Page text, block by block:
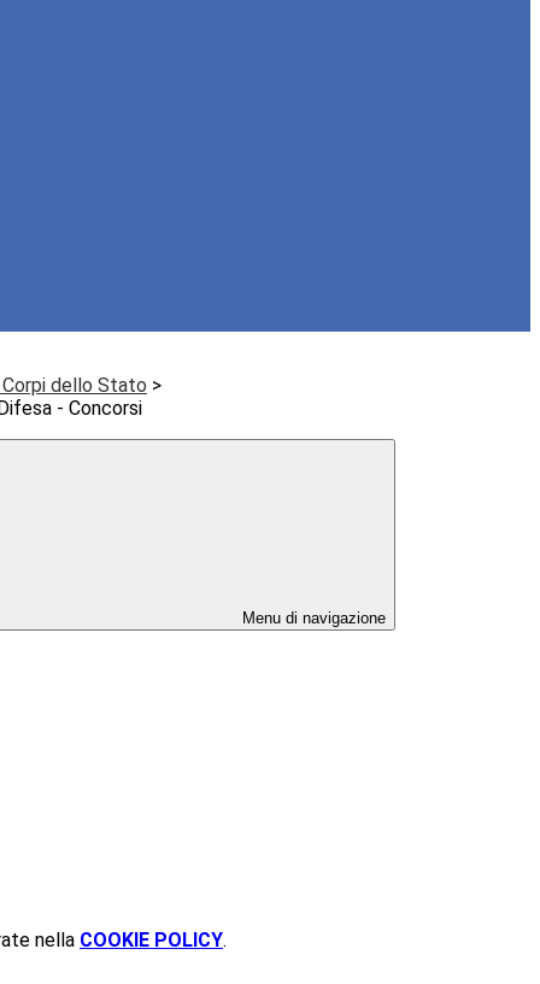
dello Stato >
- Concorsi
Menu di navigazione
nella COOKIE POLICY.